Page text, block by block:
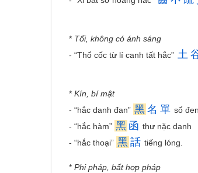
* Tối, không có ánh sáng
- “Thổ cốc từ lí canh tất hắc” 土
* Kín, bí mật
- “hắc danh đan” 黑 名 單 sổ đen
- “hắc hàm” 黑 函 thư nặc danh
- “hắc thoại” 黑 話 tiếng lóng.
* Phi pháp, bất hợp pháp